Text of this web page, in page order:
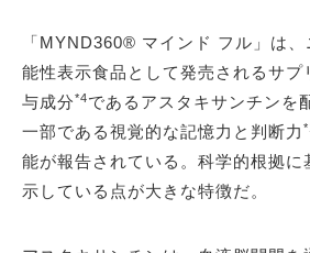
「MYND360® マインド フル」は
能性表示食品として発売されるサプ
与成分*4であるアスタキサンチンを
一部である視覚的な記憶力と判断力
能が報告されている。科学的根拠に
示している点が大きな特徴だ。